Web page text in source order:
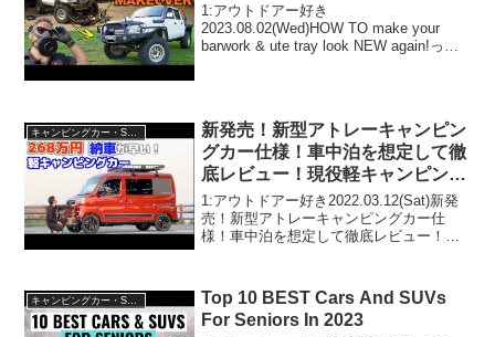
1:アウトドアー好き
2023.08.02(Wed)HOW TO make your
barwork & ute tray look NEW again!って
新発売！新型アトレーキャンピン
グカー仕様！車中泊を想定して徹
底レビュー！現役軽キャンピング
カー乗りが感じたメリットとデメ
リット
1:アウトドアー好き2022.03.12(Sat)新発
売！新型アトレーキャンピングカー仕
様！車中泊を想定して徹底レビュー！現
ぞ、見逃さないで！！2:アウトドアー好
き20...
キャンピングカー・SUV人気車種
Top 10 BEST Cars And SUVs
For Seniors In 2023